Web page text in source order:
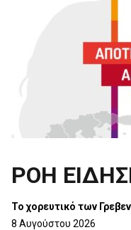
ΡΟΗ
Το χορευτικό των
8 Αυγούστου 2026